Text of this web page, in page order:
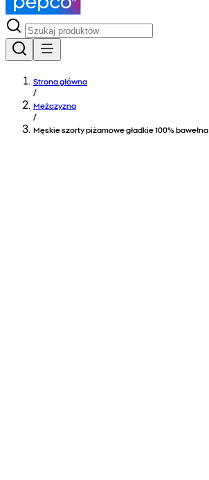
Strona główna
/
Mężczyzna
/
Męskie szorty piżamowe gładkie 100% bawełna